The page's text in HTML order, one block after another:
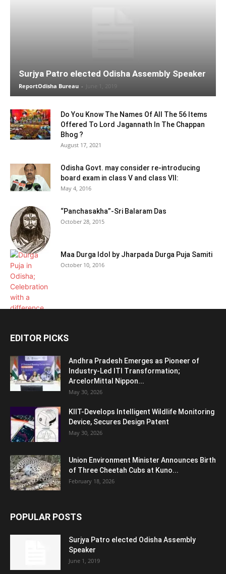
Surjya Patro elected Odisha Assembly Speaker
ReportOdisha Bureau - June 1, 2019
Do You Know The Names Of All The 56 Items
Offered To Lord Jagannath In The Chappan
Bhog ?
August 17, 2021
Odisha Govt. may consider re-introducing
board exam in class V and class VII:
May 4, 2016
“Panchasakha”-Sri Balaram Das
October 28, 2015
Maa Durga Idol by Jharpada Durga Puja Samiti
October 10, 2016
EDITOR PICKS
Andhra Pradesh Emerges as Pioneer of
Industry-Led ITI Transformation;
ArcelorMittal Nippon...
May 30, 2026
KIIT-Develops Intelligent Wildlife Monitoring
Device, Secures Design Patent
May 30, 2026
Union Environment Minister Announces Birth
of Three Cheetah Cubs at Kuno...
February 18, 2026
POPULAR POSTS
Surjya Patro elected Odisha Assembly
Speaker
June 1, 2019